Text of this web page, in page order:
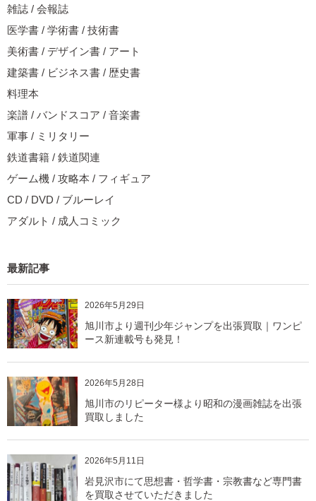
雑誌 / 会報誌
医学書 / 学術書 / 技術書
美術書 / デザイン書 / アート
建築書 / ビジネス書 / 歴史書
料理本
楽譜 / バンドスコア / 音楽書
軍事 / ミリタリー
鉄道書籍 / 鉄道関連
ゲーム機 / 攻略本 / フィギュア
CD / DVD / ブルーレイ
アダルト / 成人コミック
最新記事
2026年5月29日
旭川市より週刊少年ジャンプを出張買取｜ワンピ
ース新連載号も発見！
2026年5月28日
旭川市のリピーター様より昭和の漫画雑誌を出張
買取しました
2026年5月11日
岩見沢市にて思想書・哲学書・宗教書など専門書
を買取させていただきました